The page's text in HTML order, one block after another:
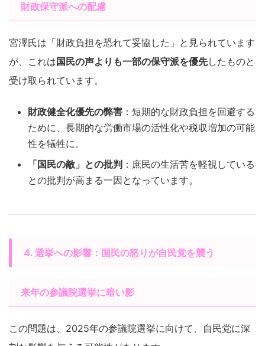
財政保守派への配慮
宮澤氏は「財政負担を恐れて妥協した」と見られています
が、これは 国民の声よりも一部の保守派を優先したものと
受け取られています。
財政健全化優先の弊害 ：短期的な財政負担を回避する
ために、長期的な労働市場の活性化や税収増加の可能
性を犠牲に。
「国民の敵」との批判 ：庶民の生活苦を軽視している
との批判が高まる一因となっています。
4. 選挙への影響：国民の怒りが自民党を襲う
来年の参議院選挙に暗い影
この問題は、2025年の参議院選挙に向けて、自民党に深